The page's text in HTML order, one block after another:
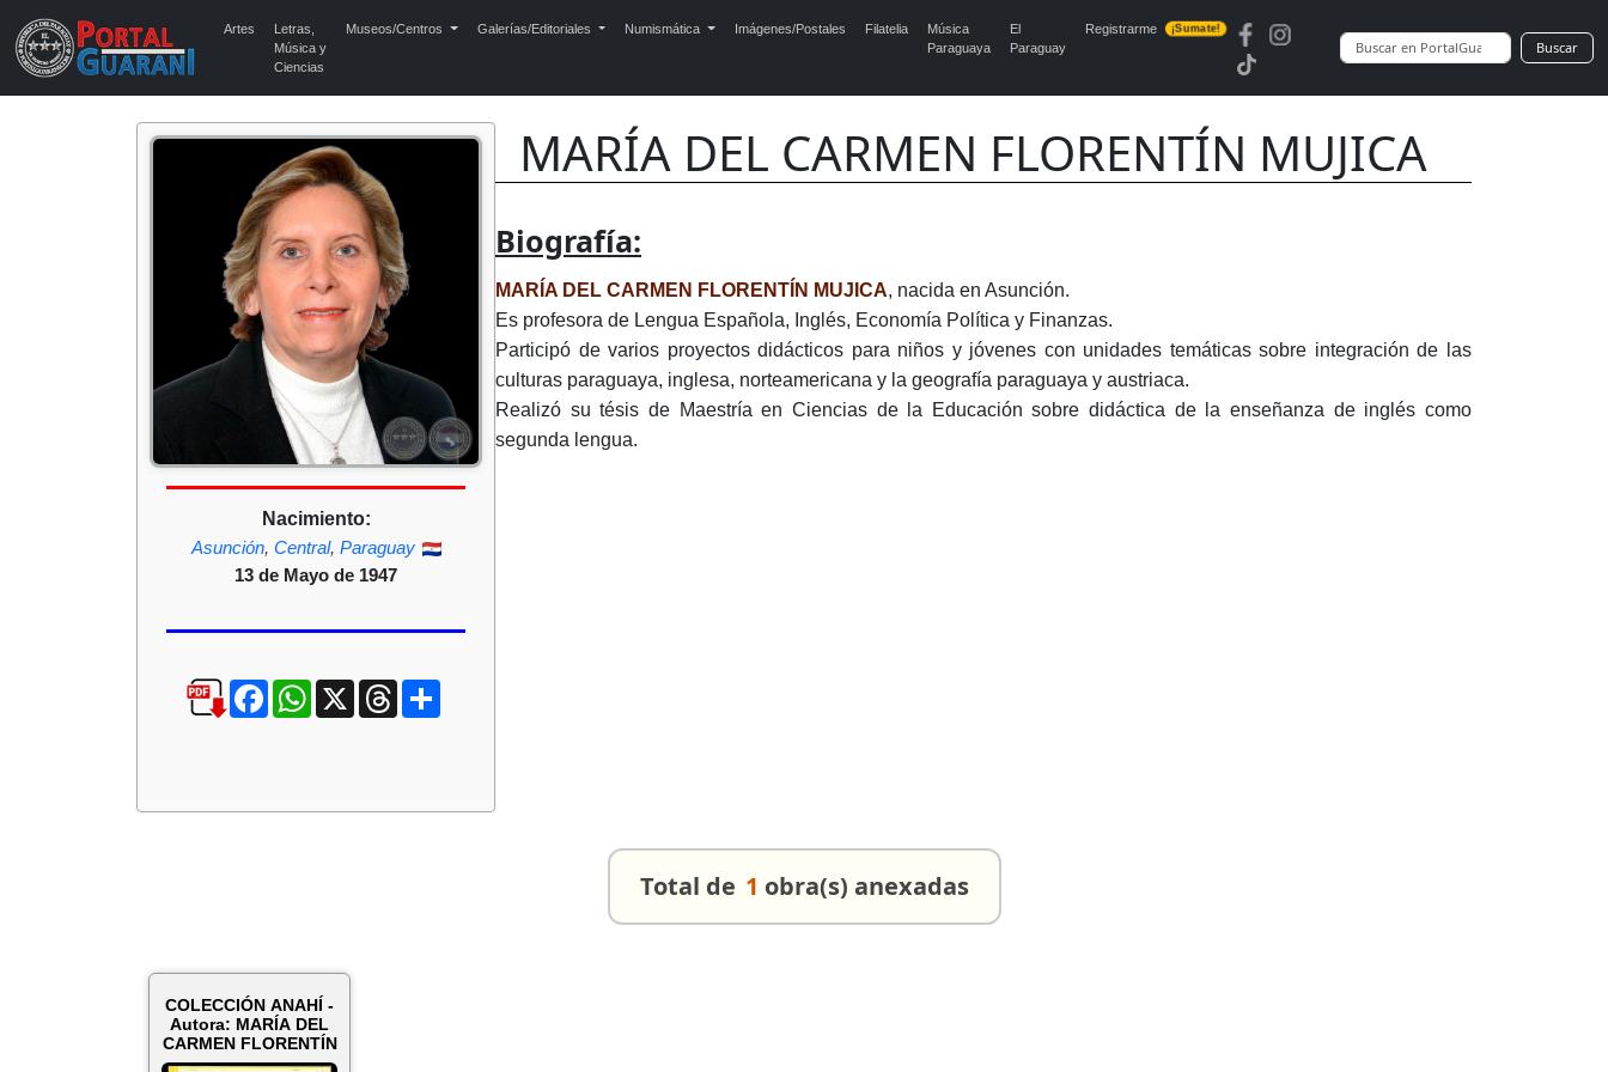
Artes
Letras,
Música y
Ciencias
Museos/Centros Galerías/Editoriales Numismática Imágenes/Postales Filatelia
Música
Paraguaya
El
Paraguay
Registrarme ¡Sumate!
Buscar
MARÍA DEL CARMEN FLORENTÍN MUJICA
Nacimiento:
Asunción, Central, Paraguay
13 de Mayo de 1947
FacebookWhatsApp
X ThreadsCompartir
Biografía:
MARÍA DEL CARMEN FLORENTÍN MUJICA, nacida en Asunción.
Es profesora de Lengua Española, Inglés, Economía Política y Finanzas.
Participó de varios proyectos didácticos para niños y jóvenes con unidades temáticas sobre integración de las
culturas paraguaya, inglesa, norteamericana y la geografía paraguaya y austriaca.
Realizó su tésis de Maestría en Ciencias de la Educación sobre didáctica de la enseñanza de inglés como
segunda lengua.
Total de 1 obra(s) anexadas
COLECCIÓN ANAHÍ -
Autora: MARÍA DEL
CARMEN FLORENTÍN